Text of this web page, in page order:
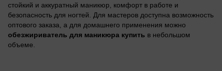
стойкий и аккуратный маникюр, комфорт в работе и
безопасность для ногтей. Для мастеров доступна возможность
оптового заказа, а для домашнего применения можно
обезжириватель для маникюра купить в небольшом
объеме.